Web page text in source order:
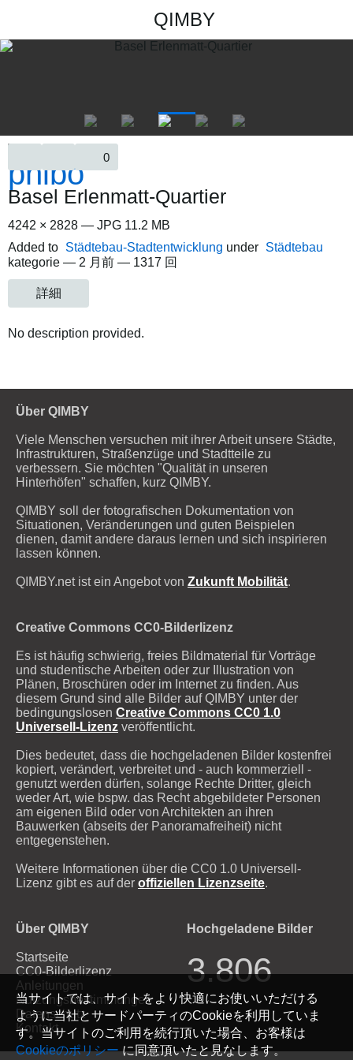
QIMBY
0
Basel Erlenmatt-Quartier
4242 × 2828 — JPG 11.2 MB
Added to Städtebau-Stadtentwicklung under Städtebau
kategorie — 2 月前 — 1317 回
詳細
No description provided.
当サイトでは、サイトをより快適にお使いいただける
ように当社とサードパーティのCookieを利用していま
す。当サイトのご利用を続行頂いた場合、お客様は
Cookieのポリシーに同意頂いたと見なします。
Über QIMBY
Viele Menschen versuchen mit ihrer Arbeit unsere Städte,
Infrastrukturen, Straßenzüge und Stadtteile zu
verbessern. Sie möchten "Qualität in unseren
Hinterhöfen" schaffen, kurz QIMBY.
QIMBY soll der fotografischen Dokumentation von
Situationen, Veränderungen und guten Beispielen
dienen, damit andere daraus lernen und sich inspirieren
lassen können.
QIMBY.net ist ein Angebot von Zukunft Mobilität.
Creative Commons CC0-Bilderlizenz
Es ist häufig schwierig, freies Bildmaterial für Vorträge
und studentische Arbeiten oder zur Illustration von
Plänen, Broschüren oder im Internet zu finden. Aus
diesem Grund sind alle Bilder auf QIMBY unter der
bedingungslosen Creative Commons CC0 1.0
Universell-Lizenz veröffentlicht.
Dies bedeutet, dass die hochgeladenen Bilder kostenfrei
kopiert, verändert, verbreitet und - auch kommerziell -
genutzt werden dürfen, solange Rechte Dritter, gleich
weder Art, wie bspw. das Recht abgebildeter Personen
am eigenen Bild oder von Architekten an ihren
Bauwerken (abseits der Panoramafreiheit) nicht
entgegenstehen.
Weitere Informationen über die CC0 1.0 Universell-
Lizenz gibt es auf der offiziellen Lizenzseite.
Über QIMBY
Startseite
CC0-Bilderlizenz
Anleitungen
Nutzungsbestimmungen
Datenschutz
Kontakt
Hochgeladene Bilder
3.806